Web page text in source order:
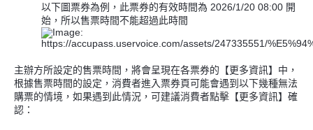
以下圖票券為例，此票券的有效時間為 2026/1/20 08:00 開
始，所以售票時間不能超過此時間
主辦方所設定的售票時間，將會呈現在各票券的【更多資訊】中，
根據售票時間的設定，消費者進入票券頁可能會遇到以下幾種無法
購票的情境，如果遇到此情況，可建議消費者點擊【更多資訊】確
認：